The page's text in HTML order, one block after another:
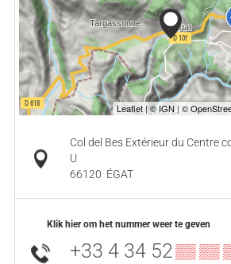
Col del Bes Extérieur du Centre
U
66120 ÉGAT
Klik hier om het nummer weer te geven
+33 4 34 52▒▒ ▒▒